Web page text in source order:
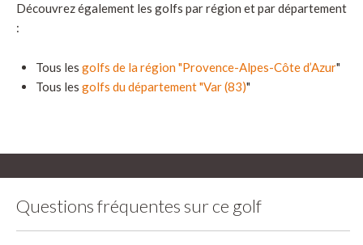
Découvrez également les golfs par région et par département
:
Tous les golfs de la région "Provence-Alpes-Côte d’Azur"
Tous les golfs du département "Var (83)"
Questions fréquentes sur ce golf